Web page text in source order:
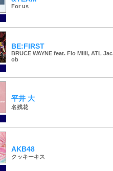
For us
BE:FIRST
BRUCE WAYNE feat. Flo Milli, ATL Jac
ob
平井 大
名残花
AKB48
クッキーキス